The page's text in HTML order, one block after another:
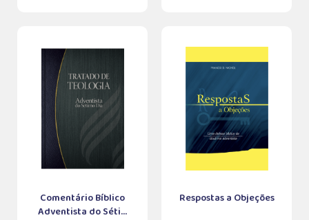
Comentário Bíblico
Adventista do Séti...
Respostas a Objeções